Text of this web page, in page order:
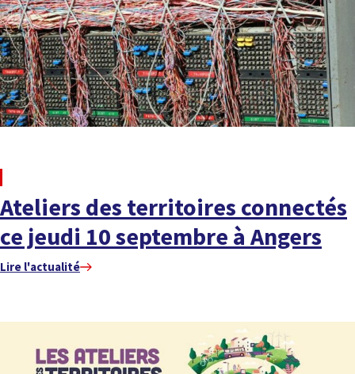
Ateliers des territoires connectés
ce jeudi 10 septembre à Angers
Lire l'actualité